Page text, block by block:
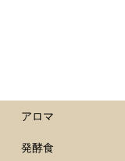
アロマ
発酵食